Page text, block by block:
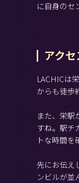
に自身のセ
アク
LACHICは
からも徒歩
また、栄駅
すね。駅チ
トな時間を
先にお伝え
ンビルが並